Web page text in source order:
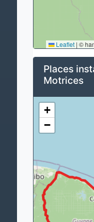
Leaflet | ©
Places
Motrices
+
−